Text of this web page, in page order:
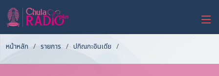
หน้าหลัก รายการ ปกิณกะอินเดีย